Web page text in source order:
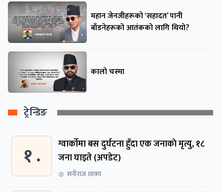
महान जेनजीहरूको ‘सहादत’ पानी
बाँडनेहरूको आतंकको लागि थियो?
कालो चस्मा
ट्रेन्डिङ
१ .
ग्वार्काेमा बस दुर्घटना हुँदा एक जनाकाे मृत्यु, १८
जना घाइते (अपडेट)
सनीराज शाक्य